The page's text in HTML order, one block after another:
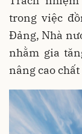
trong việc
Đảng, Nhà
nhằm gia
nâng cao